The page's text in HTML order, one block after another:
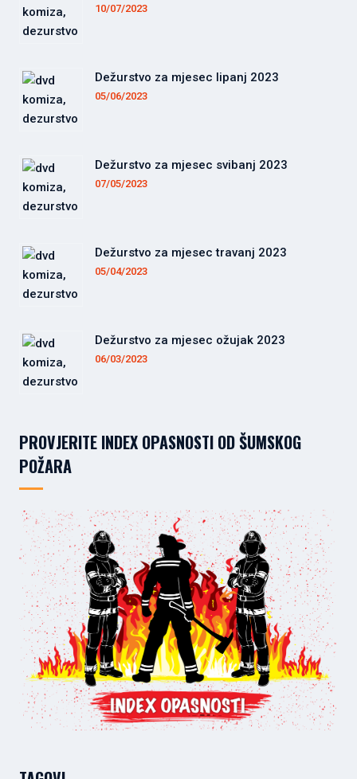
10/07/2023
Dežurstvo za mjesec lipanj 2023
05/06/2023
Dežurstvo za mjesec svibanj 2023
07/05/2023
Dežurstvo za mjesec travanj 2023
05/04/2023
Dežurstvo za mjesec ožujak 2023
06/03/2023
PROVJERITE INDEX OPASNOSTI OD ŠUMSKOG
POŽARA